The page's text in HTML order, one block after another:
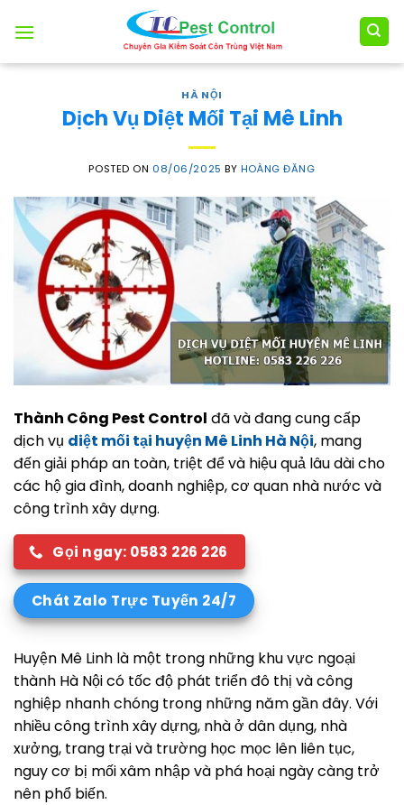
HÀ NỘI
Dịch Vụ Diệt Mối Tại Mê Linh
POSTED ON 08/06/2025 BY HOÀNG ĐĂNG
Thành Công Pest Control đã và đang cung cấp
dịch vụ diệt mối tại huyện Mê Linh Hà Nội, mang
đến giải pháp an toàn, triệt để và hiệu quả lâu dài cho
các hộ gia đình, doanh nghiệp, cơ quan nhà nước và
công trình xây dựng.
Gọi ngay: 0583 226 226
Chát Zalo Trực Tuyến 24/7
Huyện Mê Linh là một trong những khu vực ngoại
thành Hà Nội có tốc độ phát triển đô thị và công
nghiệp nhanh chóng trong những năm gần đây. Với
nhiều công trình xây dựng, nhà ở dân dụng, nhà
xưởng, trang trại và trường học mọc lên liên tục,
nguy cơ bị mối xâm nhập và phá hoại ngày càng trở
nên phổ biến.